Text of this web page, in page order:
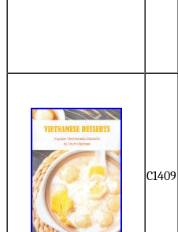
C1409